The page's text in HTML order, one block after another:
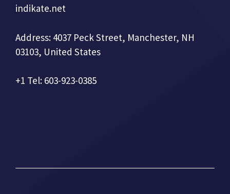
indikate.net
Address: 4037 Peck Street, Manchester, NH
03103, United States
+1 Tel: 603-923-0385